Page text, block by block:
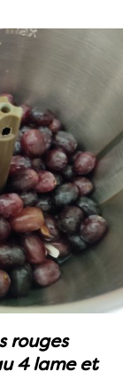
rouges
4 lame et